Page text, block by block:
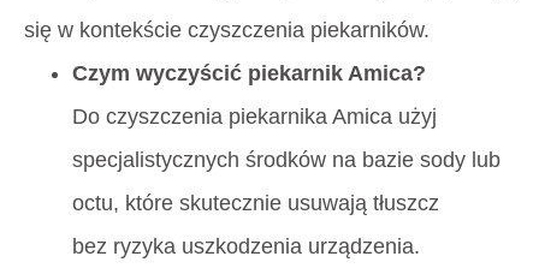
się w kontekście czyszczenia piekarników.
Czym wyczyścić piekarnik Amica?
Do czyszczenia piekarnika Amica użyj
specjalistycznych środków na bazie sody lub
octu, które skutecznie usuwają tłuszcz
bez ryzyka uszkodzenia urządzenia.